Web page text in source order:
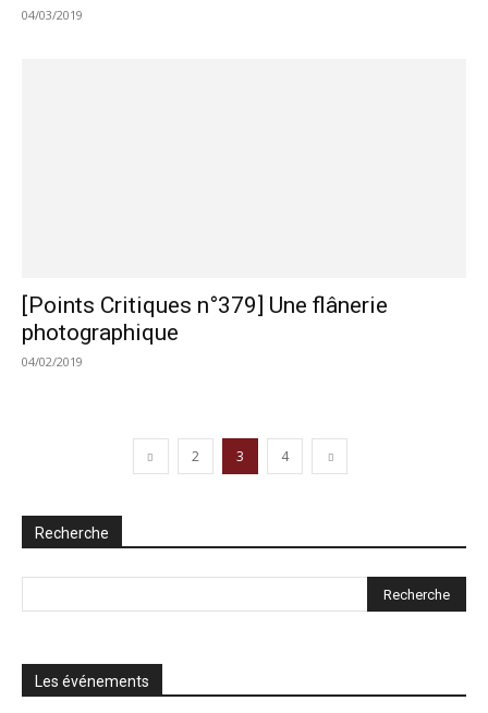
04/03/2019
[Points Critiques n°379] Une flânerie
photographique
04/02/2019
2 3 4
Recherche
Les événements